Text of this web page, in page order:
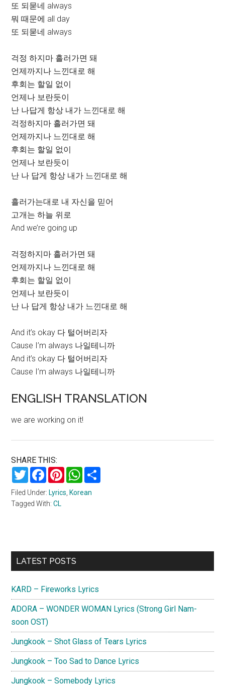
또 되묻네 always
뭐 때문에 all day
또 되묻네 always
걱정 하지마 흘러가면 돼
언제까지나 느낀대로 해
후회는 할일 없이
언제나 보란듯이
난 나답게 항상 내가 느낀대로 해
걱정하지마 흘러가면 돼
언제까지나 느낀대로 해
후회는 할일 없이
언제나 보란듯이
난 나 답게 항상 내가 느낀대로 해
흘러가는대로 내 자신을 믿어
고개는 하늘 위로
And we’re going up
걱정하지마 흘러가면 돼
언제까지나 느낀대로 해
후회는 할일 없이
언제나 보란듯이
난 나 답게 항상 내가 느낀대로 해
And it’s okay 다 털어버리자
Cause I’m always 나일테니까
And it’s okay 다 털어버리자
Cause I’m always 나일테니까
ENGLISH TRANSLATION
we are working on it!
SHARE THIS:
TwitterFacebookPinterestWhatsApp
Filed Under: Lyrics, Korean
Tagged With:CL
Primary
LATEST POSTS
KARD – Fireworks Lyrics
ADORA – WONDER WOMAN Lyrics (Strong Girl Nam-
soon OST)
Jungkook – Shot Glass of Tears Lyrics
Jungkook – Too Sad to Dance Lyrics
Jungkook – Somebody Lyrics